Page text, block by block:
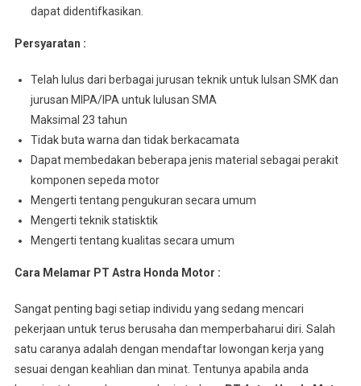
dapat didentifkasikan.
Persyaratan :
Telah lulus dari berbagai jurusan teknik untuk lulsan SMK dan
jurusan MIPA/IPA untuk lulusan SMA
Maksimal 23 tahun
Tidak buta warna dan tidak berkacamata
Dapat membedakan beberapa jenis material sebagai perakit
komponen sepeda motor
Mengerti tentang pengukuran secara umum
Mengerti teknik statisktik
Mengerti tentang kualitas secara umum
Cara Melamar PT Astra Honda Motor :
Sangat penting bagi setiap individu yang sedang mencari
pekerjaan untuk terus berusaha dan memperbaharui diri. Salah
satu caranya adalah dengan mendaftar lowongan kerja yang
sesuai dengan keahlian dan minat. Tentunya apabila anda